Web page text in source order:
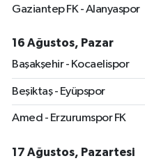
Gaziantep FK - Alanyaspor
16 Ağustos, Pazar
Başakşehir - Kocaelispor
Beşiktaş - Eyüpspor
Amed - Erzurumspor FK
17 Ağustos, Pazartesi